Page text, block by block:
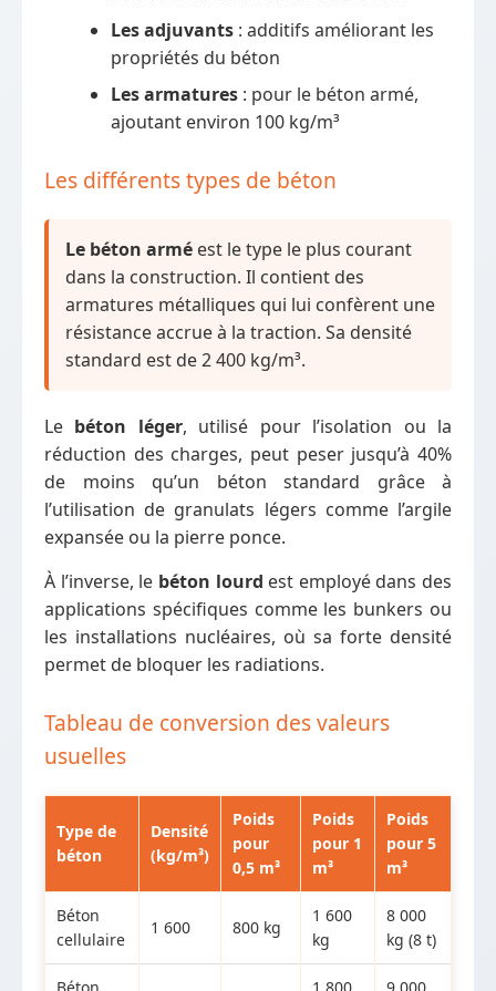
Les adjuvants : additifs améliorant les
propriétés du béton
Les armatures : pour le béton armé,
ajoutant environ 100 kg/m³
Les différents types de béton
Le béton armé est le type le plus courant
dans la construction. Il contient des
armatures métalliques qui lui confèrent une
résistance accrue à la traction. Sa densité
standard est de 2 400 kg/m³.
Le béton léger, utilisé pour l’isolation ou la
réduction des charges, peut peser jusqu’à 40%
de moins qu’un béton standard grâce à
l’utilisation de granulats légers comme l’argile
expansée ou la pierre ponce.
À l’inverse, le béton lourd est employé dans des
applications spécifiques comme les bunkers ou
les installations nucléaires, où sa forte densité
permet de bloquer les radiations.
Tableau de conversion des valeurs
usuelles
Type de
béton
Densité
(kg/m³)
Poids
pour
0,5 m³
Poids
pour 1
m³
Poids
pour 5
m³
Béton
cellulaire
1 600 800 kg
1 600
kg
8 000
kg (8 t)